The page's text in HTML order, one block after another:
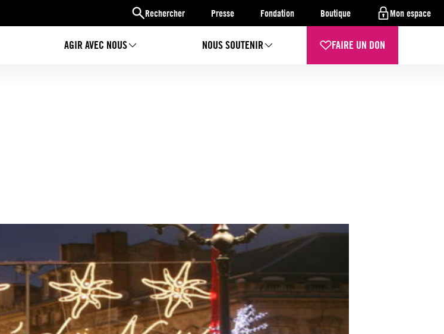
Rechercher Presse Fondation Boutique Mon espace
AGIR AVEC NOUS NOUS SOUTENIR FAIRE UN DON